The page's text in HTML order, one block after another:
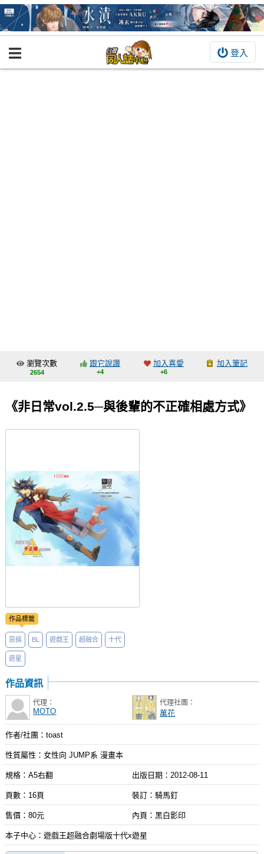
登入
BOOKY書集倉庫
交流中心
會員功能選單
登入
瀏覽次數
2654
跟它說讚
+4
加入喜愛
+6
加入筆記
《非日常vol.2.5─與後輩的不正確相處方式》
作品標籤
惡搞 BL 遊戲王 超融合 十代
遊星
作品資訊
代理：
MOTO
代理社團：
萬花
作者/社團：toast
性質屬性：女性向 JUMP系 漫畫本
規格：A5右翻 出版日期： 2012-08-11
頁數：16頁 裝訂：騎馬釘
售價：80元 內頁：黑白影印
本子中心：遊戲王超融合劇場版十代x遊星